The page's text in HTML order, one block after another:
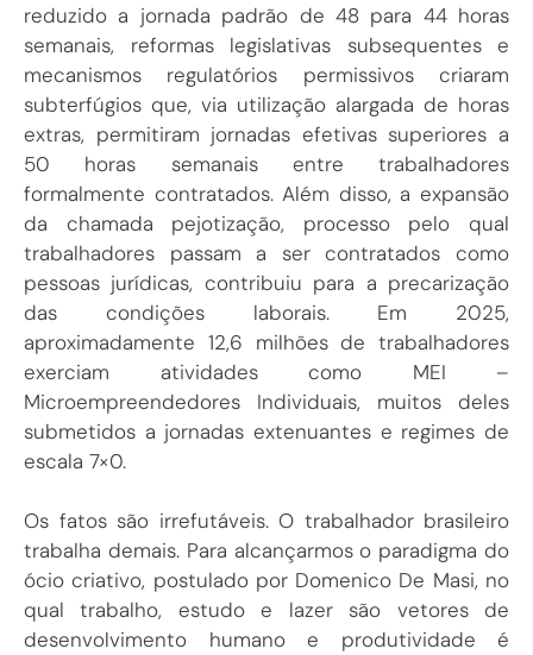
reduzido a jornada padrão de 48 para 44 horas
semanais, reformas legislativas subsequentes e
mecanismos regulatórios permissivos criaram
subterfúgios que, via utilização alargada de horas
extras, permitiram jornadas efetivas superiores a
50 horas semanais entre trabalhadores
formalmente contratados. Além disso, a expansão
da chamada pejotização, processo pelo qual
trabalhadores passam a ser contratados como
pessoas jurídicas, contribuiu para a precarização
das condições laborais. Em 2025,
aproximadamente 12,6 milhões de trabalhadores
exerciam atividades como MEI –
Microempreendedores Individuais, muitos deles
submetidos a jornadas extenuantes e regimes de
escala 7×0.
Os fatos são irrefutáveis. O trabalhador brasileiro
trabalha demais. Para alcançarmos o paradigma do
ócio criativo, postulado por Domenico De Masi, no
qual trabalho, estudo e lazer são vetores de
desenvolvimento humano e produtividade é